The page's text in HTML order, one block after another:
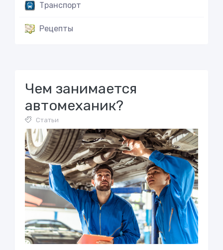
Транспорт
Рецепты
Чем занимается
автомеханик?
Статьи